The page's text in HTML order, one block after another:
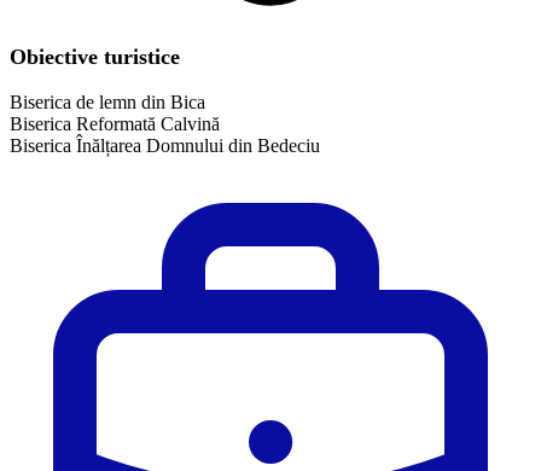
Obiective turistice
Biserica de lemn din Bica
Biserica Reformată Calvină
​Biserica Înălțarea Domnului din Bedeciu